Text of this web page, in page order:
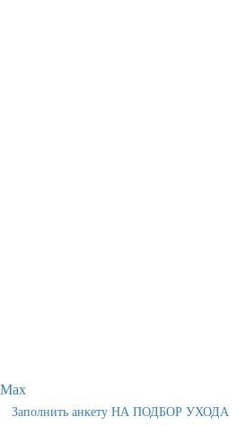
Max
Заполнить анкету НА ПОДБОР УХОДА